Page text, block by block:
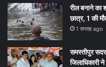
रील बनाने का
छात्र, 1 की
1 सप्ताह ago
समस्तीपुर
जिलाधिकारी